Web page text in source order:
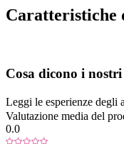
Caratteristiche
Cosa dicono i
Leggi le esperienze degli
Valutazione media del
0.0